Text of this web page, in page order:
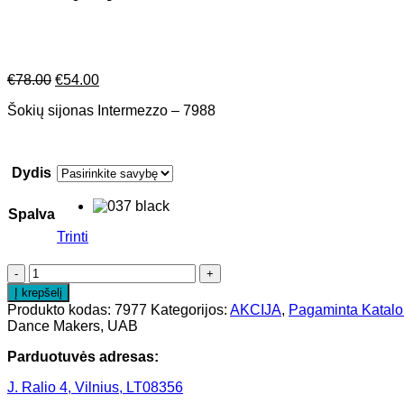
€78.00 Original
was:
€54.00Current
is:
Šokių sijonas Intermezzo – 7988
Dydis
Spalva
Trinti
Į krepšelį
Produkto kodas: 7977 Kategorijos: AKCIJA, Pagaminta
Dance Makers, UAB
Parduotuvės adresas:
J. Ralio 4, Vilnius, LT08356